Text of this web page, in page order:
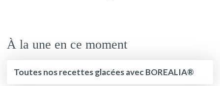
À la une en ce moment
Toutes nos recettes glacées avec BOREALIA®